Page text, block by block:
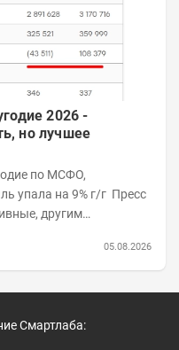
2026 -
но лучшее
по МСФО,
на 9% г/г Пресс
другим
05.08.2026
Смартлаба: